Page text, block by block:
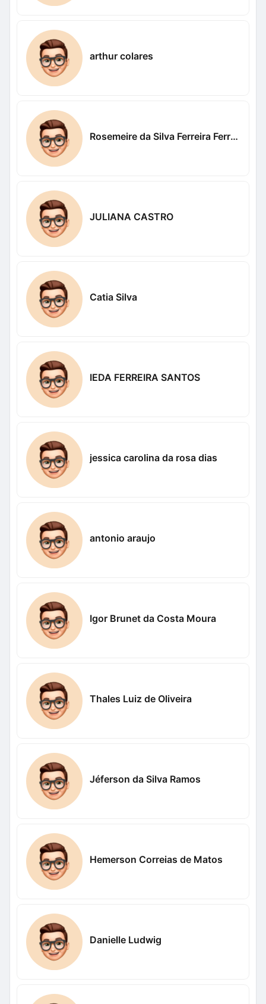
arthur colares
Rosemeire da Silva Ferreira Ferreira
JULIANA CASTRO
Catia Silva
IEDA FERREIRA SANTOS
jessica carolina da rosa dias
antonio araujo
Igor Brunet da Costa Moura
Thales Luiz de Oliveira
Jéferson da Silva Ramos
Hemerson Correias de Matos
Danielle Ludwig